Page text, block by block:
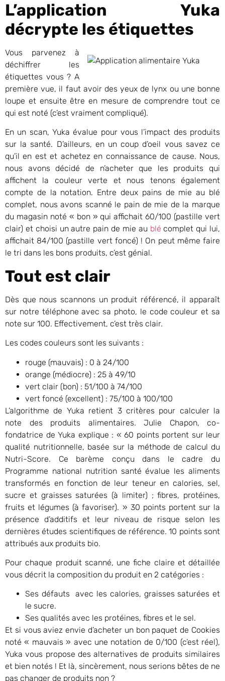
L’application Yuka
décrypte les étiquettes
Vous parvenez à
déchiffrer les
étiquettes vous ? A
première vue, il faut avoir des yeux de lynx ou une bonne
loupe et ensuite être en mesure de comprendre tout ce
qui est noté (c’est vraiment compliqué).
En un scan, Yuka évalue pour vous l’impact des produits
sur la santé. D’ailleurs, en un coup d’oeil vous savez ce
qu’il en est et achetez en connaissance de cause. Nous,
nous avons décidé de n’acheter que les produits qui
affichent la couleur verte et nous tenons également
compte de la notation. Entre deux pains de mie au blé
complet, nous avons scanné le pain de mie de la marque
du magasin noté « bon » qui affichait 60/100 (pastille vert
clair) et choisi un autre pain de mie au blé complet qui lui,
affichait 84/100 (pastille vert foncé) ! On peut même faire
le tri dans les bons produits, c’est génial.
Tout est clair
Dès que nous scannons un produit référencé, il apparaît
sur notre téléphone avec sa photo, le code couleur et sa
note sur 100. Effectivement, c’est très clair.
Les codes couleurs sont les suivants :
rouge (mauvais) : 0 à 24/100
orange (médiocre) : 25 à 49/10
vert clair (bon) : 51/100 à 74/100
vert foncé (excellent) : 75/100 à 100/100
L’algorithme de Yuka retient 3 critères pour calculer la
note des produits alimentaires. Julie Chapon, co-
fondatrice de Yuka explique : « 60 points portent sur leur
qualité nutritionnelle, basée sur la méthode de calcul du
Nutri-Score. Ce barème conçu dans le cadre du
Programme national nutrition santé évalue les aliments
transformés en fonction de leur teneur en calories, sel,
sucre et graisses saturées (à limiter) ; fibres, protéines,
fruits et légumes (à favoriser). » 30 points portent sur la
présence d’additifs et leur niveau de risque selon les
dernières études scientifiques de référence. 10 points sont
attribués aux produits bio.
Pour chaque produit scanné, une fiche claire et détaillée
vous décrit la composition du produit en 2 catégories :
Ses défauts avec les calories, graisses saturées et
le sucre.
Ses qualités avec les protéines, fibres et le sel.
Et si vous aviez envie d’acheter un bon paquet de Cookies
noté « mauvais » avec une notation de 0/100 (c’est réel),
Yuka vous propose des alternatives de produits similaires
et bien notés ! Et là, sincèrement, nous serions bêtes de ne
pas changer de produits non ?